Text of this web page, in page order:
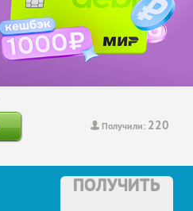
Получили: 220
ПОЛУЧИТЬ